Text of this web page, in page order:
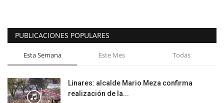
PUBLICACIONES POPULARES
Esta Semana Este Mes Todas
Linares: alcalde Mario Meza confirma
realización de la...